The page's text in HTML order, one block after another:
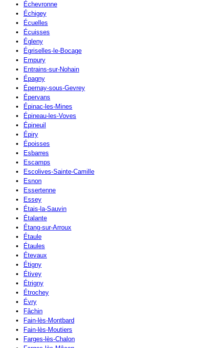
Échevronne
Échigey
Écuelles
Écuisses
Égleny
Égriselles-le-Bocage
Empury
Entrains-sur-Nohain
Épagny
Épernay-sous-Gevrey
Épervans
Épinac-les-Mines
Épineau-les-Voves
Épineuil
Épiry
Époisses
Esbarres
Escamps
Escolives-Sainte-Camille
Esnon
Essertenne
Essey
Étais-la-Sauvin
Étalante
Étang-sur-Arroux
Étaule
Étaules
Étevaux
Étigny
Étivey
Étrigny
Étrochey
Évry
Fâchin
Fain-lès-Montbard
Fain-lès-Moutiers
Farges-lès-Chalon